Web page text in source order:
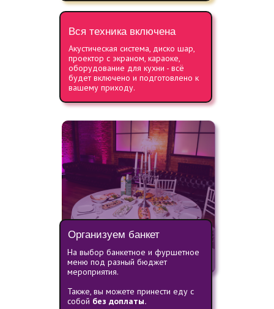
Организуем банкет
На выбор банкетное и фуршетное
меню под разный бюджет
мероприятия.
Также, вы можете принести еду с
собой без доплаты.
Вся техника включена
Акустическая система, диско шар,
проектор с экраном, караоке,
оборудование для кухни - всё
будет включено и подготовлено к
вашему приходу.